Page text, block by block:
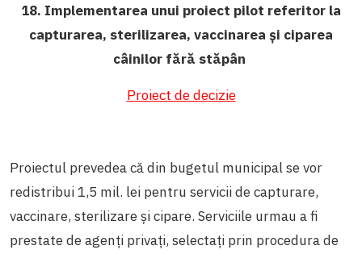
18. Implementarea unui proiect pilot referitor la
capturarea, sterilizarea, vaccinarea și ciparea
câinilor fără stăpân
Proiect de decizie
Proiectul prevedea că din bugetul municipal se vor
redistribui 1,5 mil. lei pentru servicii de capturare,
vaccinare, sterilizare și cipare. Serviciile urmau a fi
prestate de agenți privați, selectați prin procedura de